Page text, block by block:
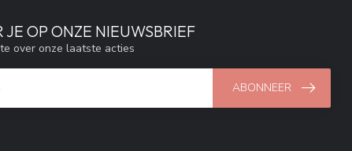
JE OP ONZE NIEUWSBRIEF
over onze laatste acties
ABONNEER